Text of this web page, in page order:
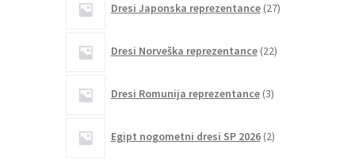
Dresi Japonska reprezentance 27izdelkov
Dresi Norveška reprezentance 22izdelkov
Dresi Romunija reprezentance 3izdelki
Egipt nogometni dresi SP 2026 2izdelka